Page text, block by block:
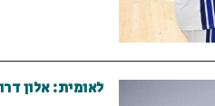
לאומית: אלון